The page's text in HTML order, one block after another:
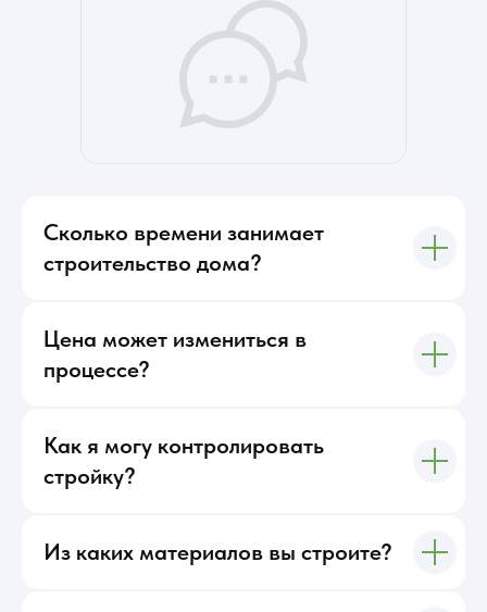
Сколько времени занимает
строительство дома?
Цена может измениться в
процессе?
Как я могу контролировать
стройку?
Из каких материалов вы строите?